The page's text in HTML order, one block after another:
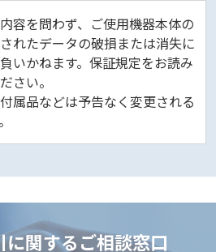
容を問わず、ご使用機器本体の
れたデータの破損または消失に
いかねます。保証規定をお読み
さい。
属品などは予告なく変更される
に関するご相談窓口